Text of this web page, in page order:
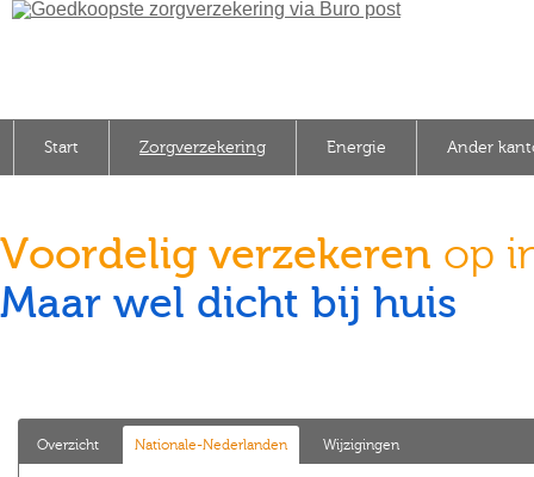
Start Zorgverzekering Energie Ander
Voordelig verzekeren op
Maar wel dicht bij huis
Overzicht Nationale-Nederlanden Wijzigingen